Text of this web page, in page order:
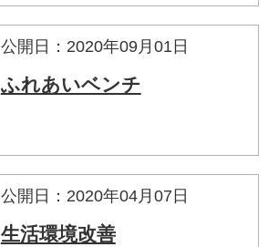
公開日：2020年09月01日
ふれあいベンチ
公開日：2020年04月07日
生活環境改善